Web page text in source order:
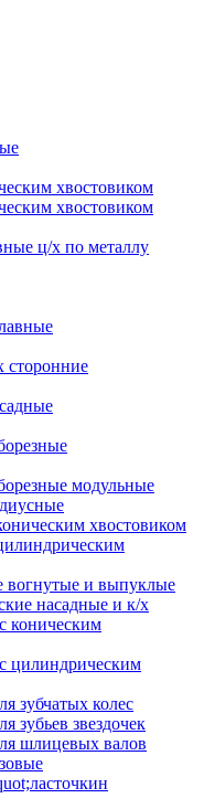
хвостовиком
хвостовиком
ц/х по металлу
сторонние
модульные
хвостовиком
вогнутые и выпуклые
насадные и к/х
коническим
цилиндрическим
зубчатых колес
зубьев звездочек
шлицевых валов